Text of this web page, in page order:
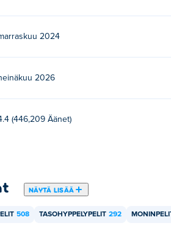
2024
2026
(446,209 Äänet)
NÄYTÄ LISÄÄ
508 TASOHYPPELYPELIT 292